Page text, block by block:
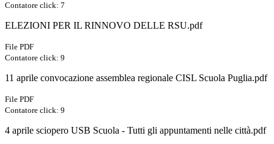
Contatore click: 7
ELEZIONI PER IL RINNOVO DELLE RSU.pdf
File PDF
Contatore click: 9
11 aprile convocazione assemblea regionale CISL Scuola Puglia.pdf
File PDF
Contatore click: 9
4 aprile sciopero USB Scuola - Tutti gli appuntamenti nelle città.pdf